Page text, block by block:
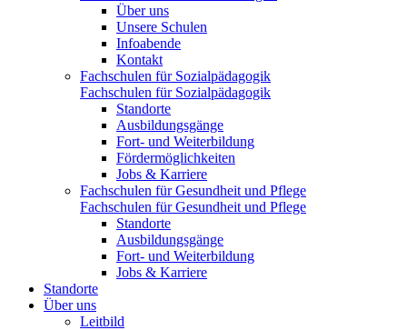
Über uns
Unsere Schulen
Infoabende
Kontakt
Fachschulen für Sozialpädagogik
Fachschulen für Sozialpädagogik
Standorte
Ausbildungsgänge
Fort- und Weiterbildung
Fördermöglichkeiten
Jobs & Karriere
Fachschulen für Gesundheit und Pflege
Fachschulen für Gesundheit und Pflege
Standorte
Ausbildungsgänge
Fort- und Weiterbildung
Jobs & Karriere
Standorte
Über uns
Leitbild